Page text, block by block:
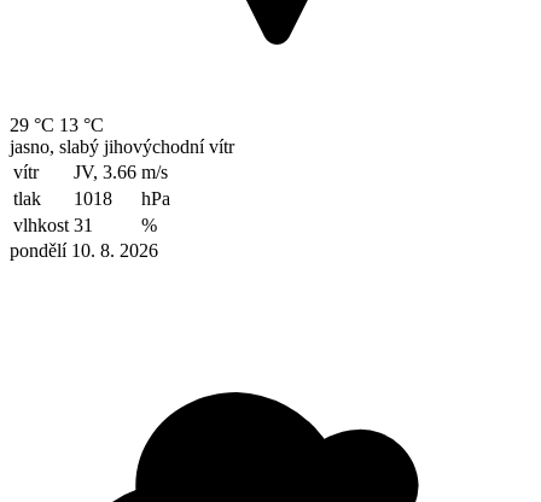
29 °C 13 °C
jasno, slabý jihovýchodní vítr
vítr
JV, 3.66 m/s
tlak
1018
hPa
vlhkost 31
%
pondělí 10. 8. 2026